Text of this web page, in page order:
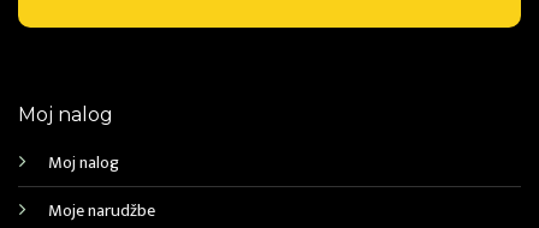
Moj nalog
Moj nalog
Moje narudžbe